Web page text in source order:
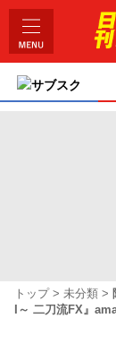
サブスク
トップ 未分類
I～ 二刀流FX』